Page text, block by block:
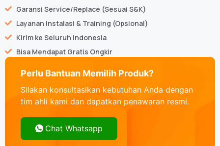
Garansi Service/Replace (Sesuai S&K)
Layanan Instalasi & Training (Opsional)
Kirim ke Seluruh Indonesia
Bisa Mendapat Gratis Ongkir
Perlu Bantuan Memilih Produk?
Silakan konsultasikan kebutuhan Anda dengan
tim ahli kami dan dapatkan penawaran resmi.
Chat Whatsapp